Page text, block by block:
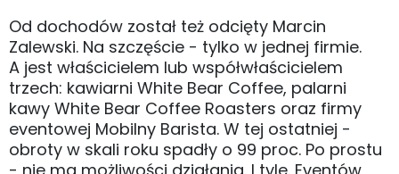
Od dochodów został też odcięty Marcin
Zalewski. Na szczęście - tylko w jednej firmie.
A jest właścicielem lub współwłaścicielem
trzech: kawiarni White Bear Coffee, palarni
kawy White Bear Coffee Roasters oraz firmy
eventowej Mobilny Barista. W tej ostatniej -
obroty w skali roku spadły o 99 proc. Po prostu